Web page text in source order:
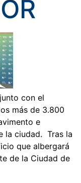
con el
más de 3.800
e
la ciudad. Tras la
que albergará
de la Ciudad de